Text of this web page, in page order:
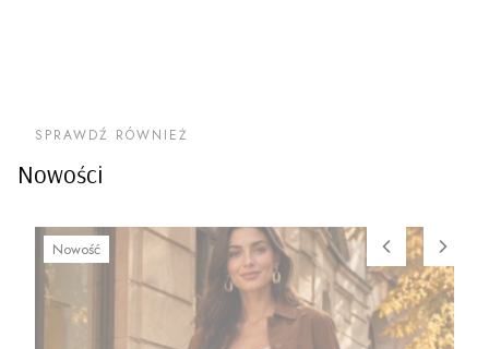
Nowości
SPRAWDŹ RÓWNIEŻ
Nowość